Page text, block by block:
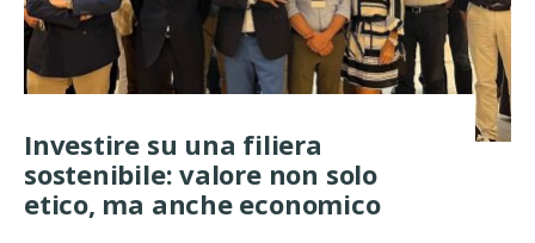
Investire su una filiera
sostenibile: valore non solo
etico, ma anche economico